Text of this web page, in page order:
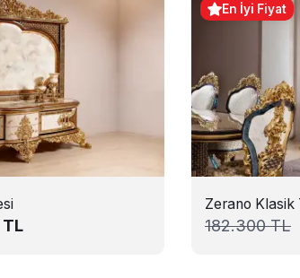
TL
En İyi Fiyat
Zerano Klasik
182.300TL